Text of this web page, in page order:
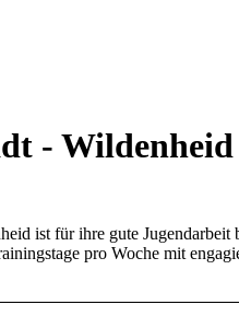
- Wildenheid
ist für ihre gute
pro Woche mit